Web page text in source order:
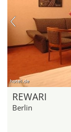
hotel.de
REWARI
Berlin